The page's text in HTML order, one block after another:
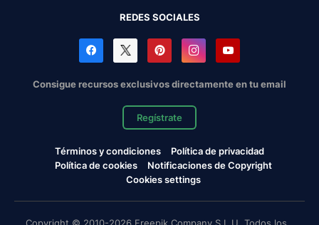
REDES SOCIALES
Consigue recursos exclusivos directamente en tu email
Regístrate
Términos y condiciones
Política de privacidad
Política de cookies
Notificaciones de Copyright
Cookies settings